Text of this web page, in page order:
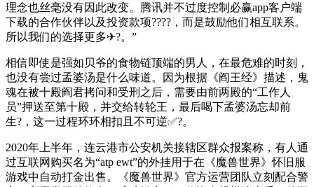
理念也丝毫没有因此改变。腾讯并不过度控制必赢app客户端
下载的合作伙伴以及投资款项????，而是鼓励他们相互联系。
所以我们的选择更多✈?。”
相信即使是强如贝爷的食物链顶端的男人，在最危难的时刻，
也没有尝过孟婆汤是什么味道。因为根据《阎王经》描述，鬼
魂在被十殿阎君拷问和受刑之后，需要由前两殿的“工作人
员”押送至第十殿，并交给转轮王，最后喝下孟婆汤忘却前
生?，这一过程环环相扣且不可逆✅?。
2020年上半年，连云港市公安机关接辖区群众报案称，有人通
过互联网购买名为“atp ewt”的外挂用于在《魔兽世界》怀旧服
游戏中自动打金出售。《魔兽世界》官方运营团队立刻配合警